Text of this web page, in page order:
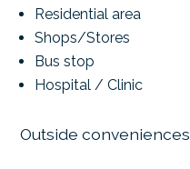
Residential area
Shops/Stores
Bus stop
Hospital / Clinic
Outside conveniences